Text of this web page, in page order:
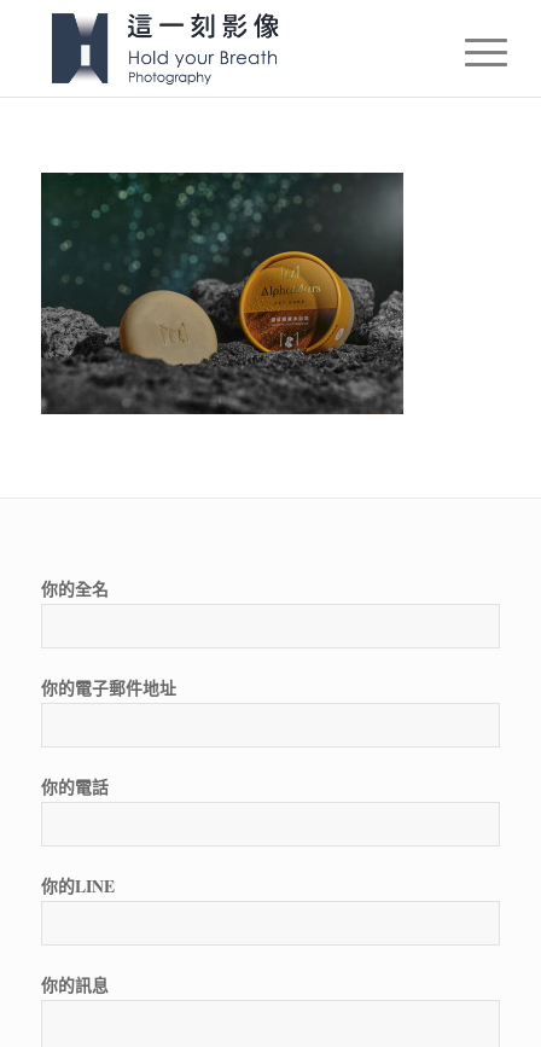
你的全名
你的電子郵件地址
你的電話
你的LINE
你的訊息